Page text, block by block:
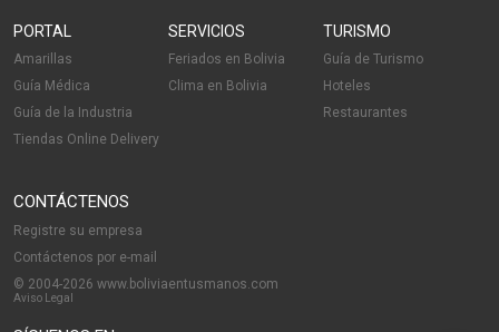
PORTAL
Amarillas
Guía Médica
Guía de la Industria
Tiendas Online Delivery
SERVICIOS
Feriados en Bolivia
Clima en Bolivia
TURISMO
Guía de Turismo
Hoteles
Restaurantes
CONTÁCTENOS
Registre su empresa
Contáctenos por e-mail
© 2004-2026 www.boliviaentusmanos.com
Aviso Legal